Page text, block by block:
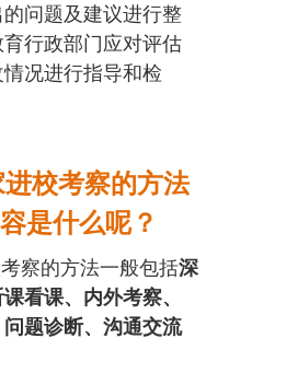
问题及建议进行整
行政部门应对评估
况进行指导和检
校考察的方法
是什么呢？
察的方法一般包括深
看课、内外考察、
题诊断、沟通交流